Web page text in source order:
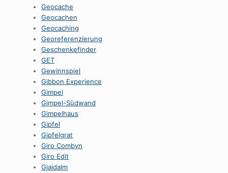
Geocache
Geocachen
Geocaching
Georeferenzierung
Geschenkefinder
GET
Gewinnspiel
Gibbon Experience
Gimpel
Gimpel-Südwand
Gimpelhaus
Gipfel
Gipfelgrat
Giro Combyn
Giro Edit
Gjaidalm